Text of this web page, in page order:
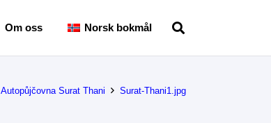
Om oss Norsk bokmål
Autopůjčovna Surat Thani Surat-Thani1.jpg